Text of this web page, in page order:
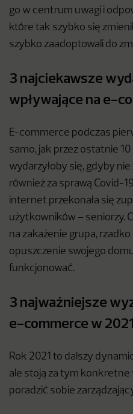
go w centrum uwagi i
które tak szybko się
szybko zaadoptowali do
3 najciekawsze
wpływające na e-
E-commerce podczas
samo, jak przez ostatnie
wydarzyłoby się, gdyby
również za sprawą Covid-
internet przekonała się
użytkowników – seniorzy.
na zakażenie grupa,
opuszczenie swojego
funkcjonować.
3 najważniejsze
e-commerce w
Rok 2021 to dalszy
ale stoją za tym konkretne
poradzić sobie